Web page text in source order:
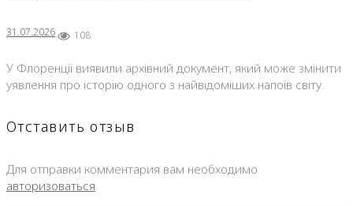
31.07.2026 108
У Флоренції виявили архівний документ, який може змінити
уявлення про історію одного з найвідоміших напоїв світу.
Отставить отзыв
Для отправки комментария вам необходимо
авторизоваться